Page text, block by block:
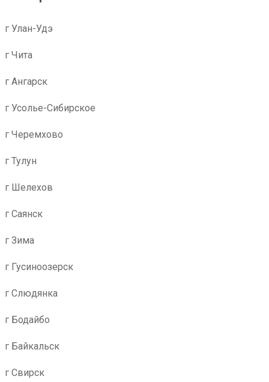
г Улан-Удэ
г Чита
г Ангарск
г Усолье-Сибирское
г Черемхово
г Тулун
г Шелехов
г Саянск
г Зима
г Гусиноозерск
г Слюдянка
г Бодайбо
г Байкальск
г Свирск